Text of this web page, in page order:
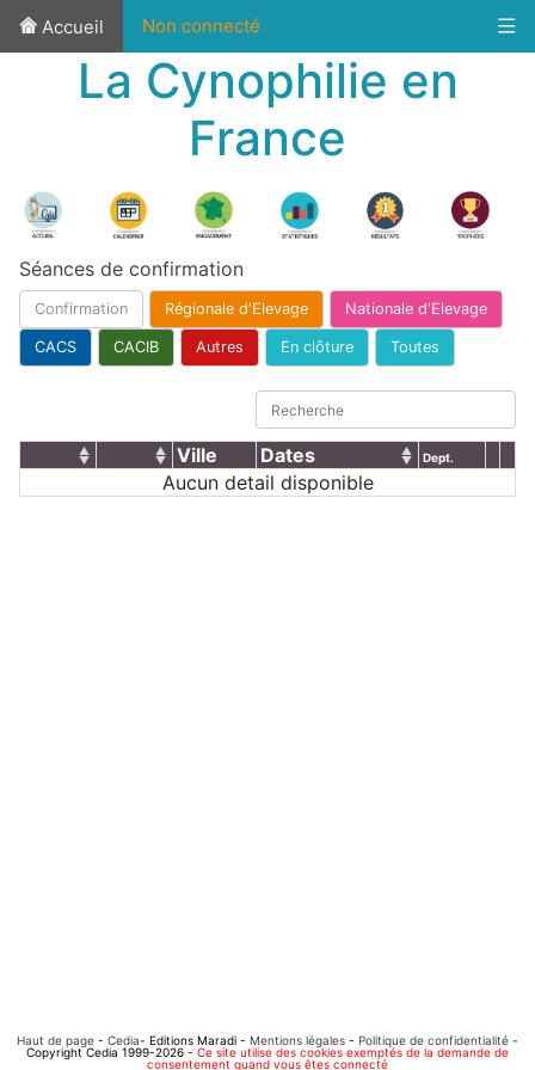
Accueil Non connecté
La Cynophilie en
France
Séances de confirmation
Confirmation Régionale d'Elevage Nationale d'Elevage
CACS CACIB Autres En clôture Toutes
Ville Dates Dept.
Aucun detail disponible
Haut de page - Cedia- Editions Maradi - Mentions légales - Politique de confidentialité -
Copyright Cedia 1999-2026 - Ce site utilise des cookies exemptés de la demande de
consentement quand vous êtes connecté